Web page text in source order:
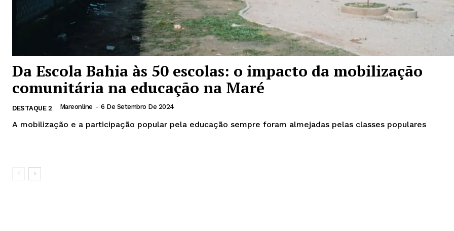
Da Escola Bahia às 50 escolas: o impacto da mobilização
comunitária na educação na Maré
DESTAQUE 2 Mareonline - 6 De Setembro De 2024
A mobilização e a participação popular pela educação sempre foram almejadas pelas classes populares